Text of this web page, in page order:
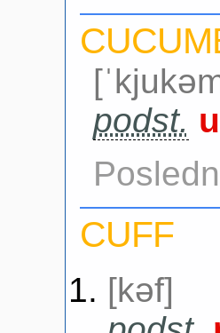
podst.
CUFF
[kəf]